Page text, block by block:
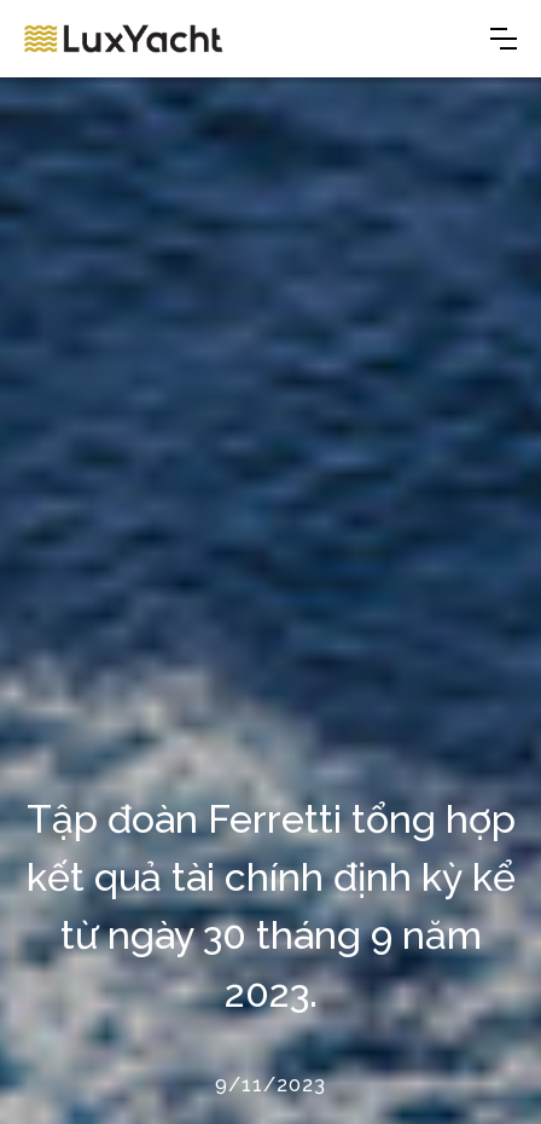
Tập đoàn Ferretti tổng hợp
kết quả tài chính định kỳ kể
từ ngày 30 tháng 9 năm
2023.
9/11/2023